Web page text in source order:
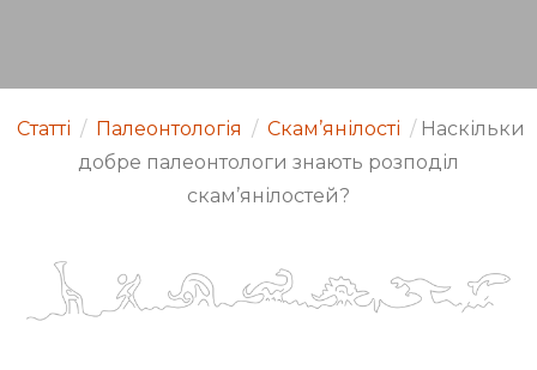
Статті / Палеонтологія / Скам’янілості / Наскільки
добре палеонтологи знають розподіл
скам’янілостей?